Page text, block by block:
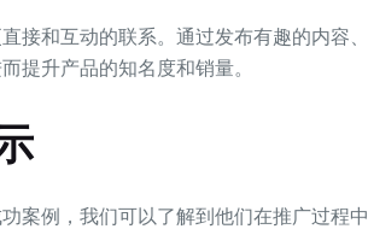
接和互动的联系。通过发布有趣的内容、
提升产品的知名度和销量。
案例，我们可以了解到他们在推广过程中